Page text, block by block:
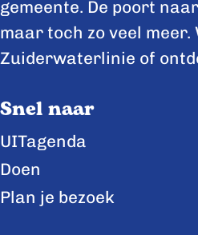
z
e
p
g
i
o
z
e
p
g
i
a
o
z
e
p
o
gemeente. De poort
maar toch zo veel meer.
Zuiderwaterlinie of
Snel naar
UITagenda
Doen
Plan je bezoek